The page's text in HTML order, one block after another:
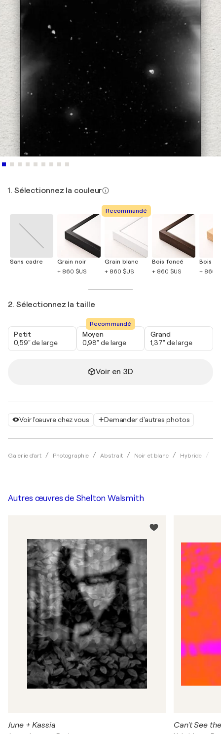
Voir l'œuvre chez vous Demander d'autres photos
Galerie d'art Photographie Abstrait Noir et blanc Hybride
1. Sélectionnez la couleur
Sans cadre
Grain noir
+ 860 $US
Recommandé
Grain blanc
+ 860 $US
Bois foncé
+ 860 $US
Bois
+ 860
2. Sélectionnez la taille
Petit
0,59" de large
Recommandé
Moyen
0,98" de large
Grand
1,37" de large
Voir en 3D
Autres œuvres de Shelton Walsmith
June + Kassia Can't See